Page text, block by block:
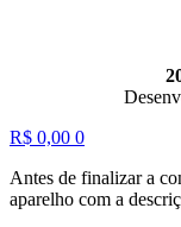
R$ 0,00 0
Antes de finalizar a
aparelho com a